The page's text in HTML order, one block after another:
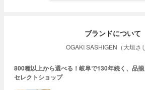
ブランドについて
OGAKI SASHIGEN（大垣さ
800種以上から選べる！岐阜で130年続く、品
セレクトショップ